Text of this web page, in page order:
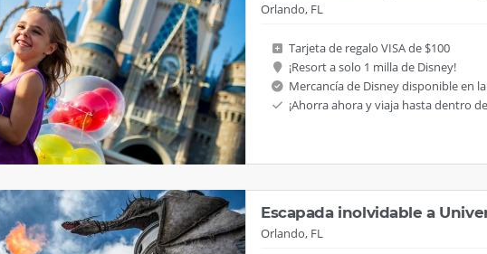
Orlando, FL
Tarjeta de regalo VISA de $100
¡Resort a solo 1 milla de Disney!
Mercancía de Disney disponible en
¡Ahorra ahora y viaja hasta dentro
Escapada inolvidable a
Orlando, FL